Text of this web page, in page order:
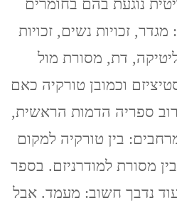
Eve
Elif
נוגעת בהם בחומרים
זכויות נשים, זכויות
דת, מסורת מול
וכמובן טורקיה כאם
ספריה הדמות הראשית,
בין טורקיה למקום
מסורת למודרניזם. בספר
נדבך חשוב: מעמד. אבל